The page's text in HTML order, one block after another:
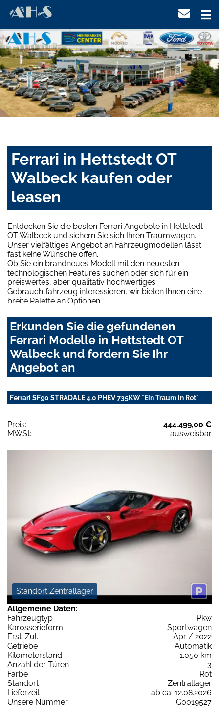
Ferrari in Hettstedt OT
Walbeck kaufen oder
leasen
Entdecken Sie die besten Ferrari Angebote in Hettstedt
OT Walbeck und sichern Sie sich Ihren Traumwagen.
Unser vielfältiges Angebot an Fahrzeugmodellen lässt
fast keine Wünsche offen.
Ob Sie ein brandneues Modell mit den neuesten
technologischen Features suchen oder sich für ein
preiswertes, aber qualitativ hochwertiges
Gebrauchtfahrzeug interessieren, wir bieten Ihnen eine
breite Palette an Optionen.
Erkunden Sie die gefundenen
Ferrari Modelle in Hettstedt OT
Walbeck und fordern Sie Ihr
Angebot an
Ferrari SF90 STRADALE 4.0 PHEV 735KW *Ein Traum in Rot*
Preis:
444.499,00 €
MWSt:
ausweisbar
Standort Zentrallager
Allgemeine Daten:
Fahrzeugtyp
Pkw
Karosserieform
Sportwagen
Erst-Zul.
Apr / 2022
Getriebe
Automatik
Kilometerstand
1.050 km
Anzahl der Türen
3
Farbe
Rot
Standort
Zentrallager
Lieferzeit
ab ca. 12.08.2026
Unsere Nummer
G0019527